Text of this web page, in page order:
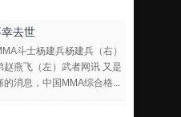
去世
斗士杨建兵杨建兵（右）
赵燕飞（左）武者网讯 又是
的消息，中国MMA综合格...